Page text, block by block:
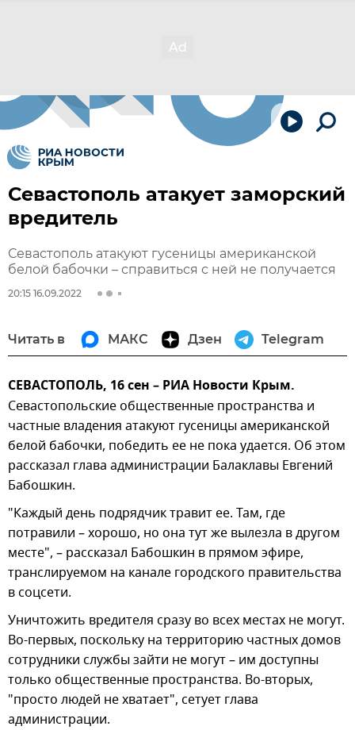
Севастополь атакует заморский
вредитель
Севастополь атакуют гусеницы американской
белой бабочки – справиться с ней не получается
20:15 16.09.2022
Читать в МАКС Дзен Telegram
СЕВАСТОПОЛЬ, 16 сен – РИА Новости Крым.
Севастопольские общественные пространства и
частные владения атакуют гусеницы американской
белой бабочки, победить ее не пока удается. Об этом
рассказал глава администрации Балаклавы Евгений
Бабошкин.
"Каждый день подрядчик травит ее. Там, где
потравили – хорошо, но она тут же вылезла в другом
месте", – рассказал Бабошкин в прямом эфире,
транслируемом на канале городского правительства
в соцсети.
Уничтожить вредителя сразу во всех местах не могут.
Во-первых, поскольку на территорию частных домов
сотрудники службы зайти не могут – им доступны
только общественные пространства. Во-вторых,
"просто людей не хватает", сетует глава
администрации.